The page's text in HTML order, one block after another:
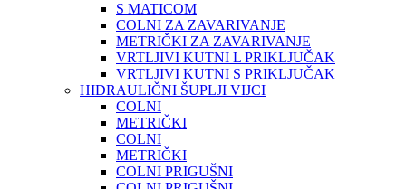
S MATICOM
COLNI ZA ZAVARIVANJE
METRIČKI ZA ZAVARIVANJE
VRTLJIVI KUTNI L PRIKLJUČAK
VRTLJIVI KUTNI S PRIKLJUČAK
HIDRAULIČNI ŠUPLJI VIJCI
COLNI
METRIČKI
COLNI
METRIČKI
COLNI PRIGUŠNI